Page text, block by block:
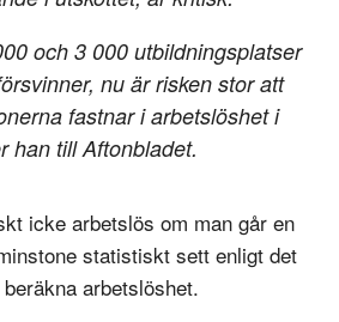
och 3 000 utbildningsplatser
nu är risken stor att
fastnar i arbetslöshet i
han till Aftonbladet.
icke arbetslös om man går en
statistiskt sett enligt det
arbetslöshet.